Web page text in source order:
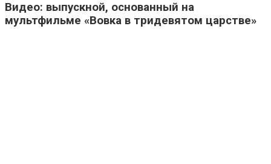
Видео: выпускной, основанный на
мультфильме «Вовка в тридевятом царстве»